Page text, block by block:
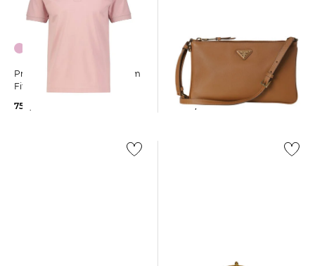
Prada | Herren Poloshirt Slim
Fit
750,00 €
Prada | Umhängetasche aus
Leder
1.400,00 €